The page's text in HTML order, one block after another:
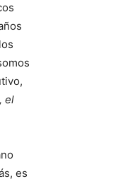
el
es